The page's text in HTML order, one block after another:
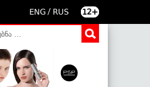
ENG / RUS 12+